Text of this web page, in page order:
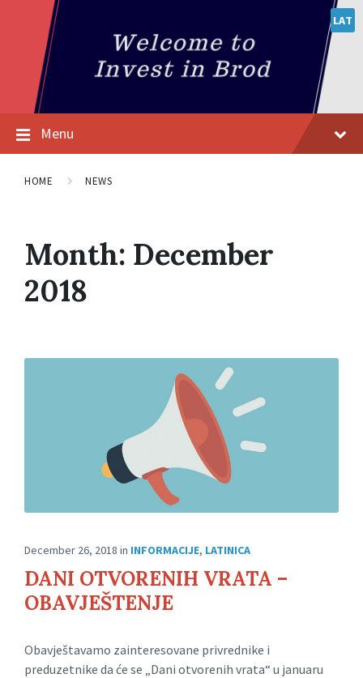
LAT
Menu
HOME NEWS
Month: December
2018
December 26, 2018 in INFORMACIJE, LATINICA
DANI OTVORENIH VRATA –
OBAVJEŠTENJE
Obavještavamo zainteresovane privrednike i
preduzetnike da će se „Dani otvorenih vrata“ u januaru